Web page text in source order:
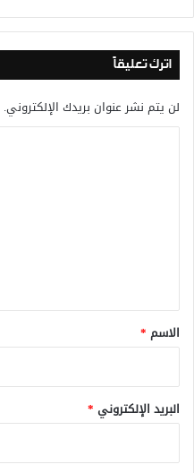
اترك تعليقاً
لن يتم نشر عنوان بريدك الإلكتروني.
*
الاسم *
البريد الإلكتروني *